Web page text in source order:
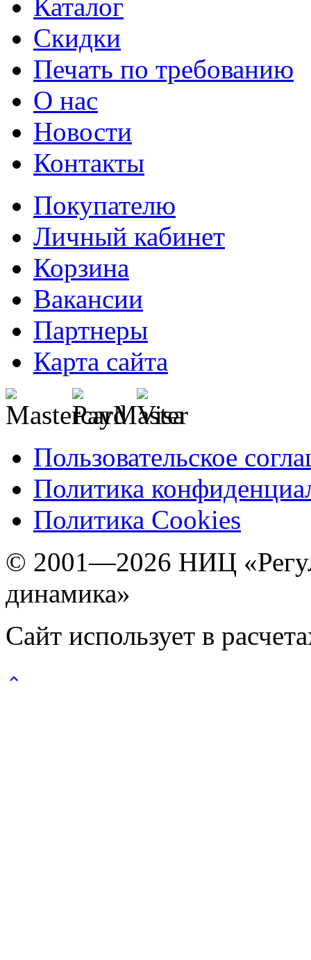
Каталог
Cкидки
Печать по требованию
О нас
Новости
Контакты
Покупателю
Личный кабинет
Корзина
Вакансии
Партнеры
Карта сайта
Пользовательское
Политика
Политика Cookies
© 2001—2026 НИЦ
динамика»
Сайт использует в